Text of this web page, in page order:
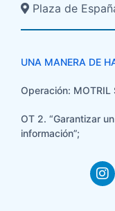
Plaza de
UNA MANERA DE
Operación: MOTRIL
OT 2. “Garantizar
información”;